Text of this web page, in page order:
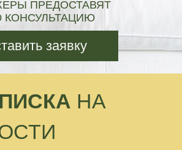
ПРЕДОСТАВЯТ
КОНСУЛЬТАЦИЮ
заявку
НА